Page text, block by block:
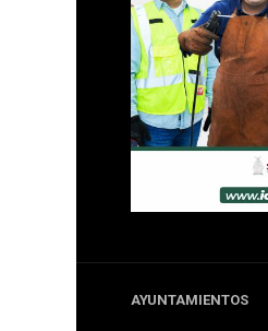
AYUNTAMIENTOS